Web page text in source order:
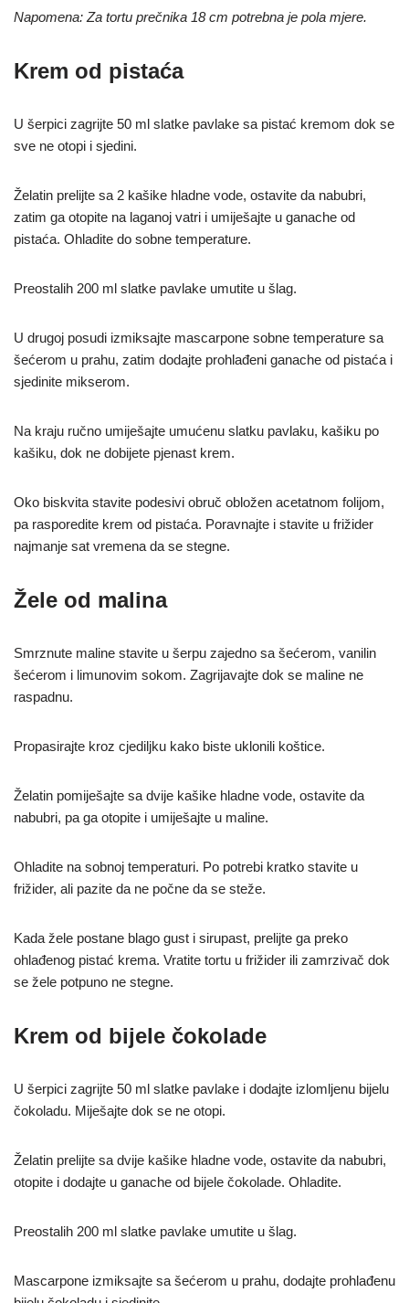
Napomena: Za tortu prečnika 18 cm potrebna je pola mjere.
Krem od pistaća
U šerpici zagrijte 50 ml slatke pavlake sa pistać kremom dok se
sve ne otopi i sjedini.
Želatin prelijte sa 2 kašike hladne vode, ostavite da nabubri,
zatim ga otopite na laganoj vatri i umiješajte u ganache od
pistaća. Ohladite do sobne temperature.
Preostalih 200 ml slatke pavlake umutite u šlag.
U drugoj posudi izmiksajte mascarpone sobne temperature sa
šećerom u prahu, zatim dodajte prohlađeni ganache od pistaća i
sjedinite mikserom.
Na kraju ručno umiješajte umućenu slatku pavlaku, kašiku po
kašiku, dok ne dobijete pjenast krem.
Oko biskvita stavite podesivi obruč obložen acetatnom folijom,
pa rasporedite krem od pistaća. Poravnajte i stavite u frižider
najmanje sat vremena da se stegne.
Žele od malina
Smrznute maline stavite u šerpu zajedno sa šećerom, vanilin
šećerom i limunovim sokom. Zagrijavajte dok se maline ne
raspadnu.
Propasirajte kroz cjediljku kako biste uklonili koštice.
Želatin pomiješajte sa dvije kašike hladne vode, ostavite da
nabubri, pa ga otopite i umiješajte u maline.
Ohladite na sobnoj temperaturi. Po potrebi kratko stavite u
frižider, ali pazite da ne počne da se steže.
Kada žele postane blago gust i sirupast, prelijte ga preko
ohlađenog pistać krema. Vratite tortu u frižider ili zamrzivač dok
se žele potpuno ne stegne.
Krem od bijele čokolade
U šerpici zagrijte 50 ml slatke pavlake i dodajte izlomljenu bijelu
čokoladu. Miješajte dok se ne otopi.
Želatin prelijte sa dvije kašike hladne vode, ostavite da nabubri,
otopite i dodajte u ganache od bijele čokolade. Ohladite.
Preostalih 200 ml slatke pavlake umutite u šlag.
Mascarpone izmiksajte sa šećerom u prahu, dodajte prohlađenu